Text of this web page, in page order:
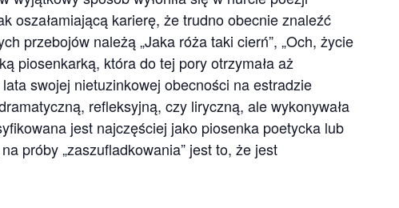
oszałamiającą karierę, że trudno obecnie znaleźć
przebojów należą „Jaka róża taki cierń”, „Och, życie
piosenkarką, która do tej pory otrzymała aż
swojej nietuzinkowej obecności na estradzie
refleksyjną, czy liryczną, ale wykonywała
jest najczęściej jako piosenka poetycka lub
próby „zaszufladkowania” jest to, że jest